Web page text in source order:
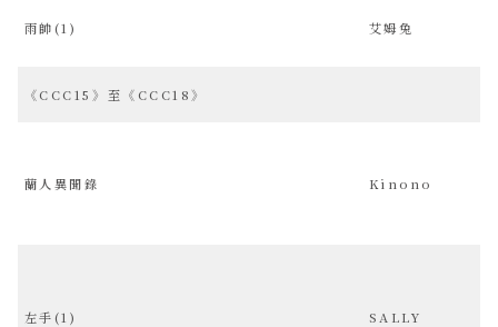
雨帥(1) 艾姆兔
《CCC15》至《CCC18》
蘭人異聞錄 Kinono
左手(1) SALLY